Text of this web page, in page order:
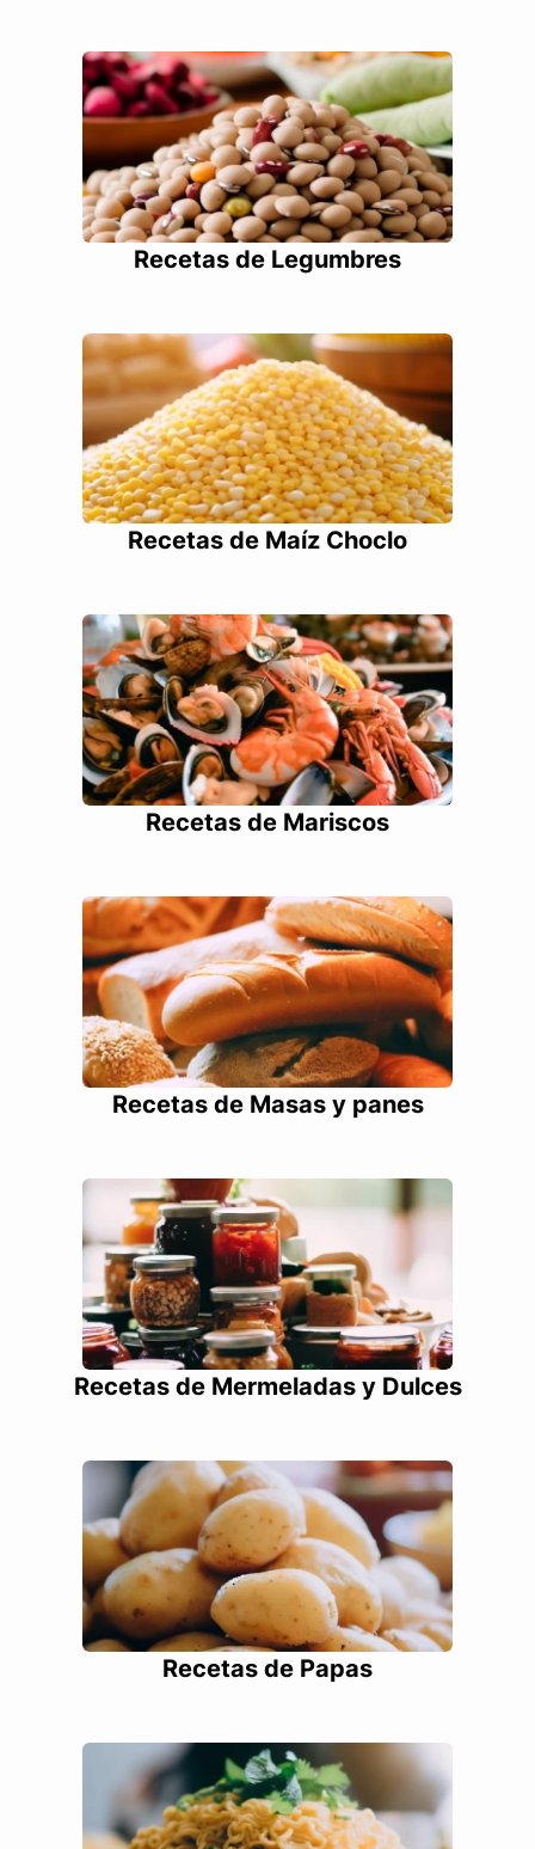
Recetas de Legumbres
Recetas de Maíz Choclo
Recetas de Mariscos
Recetas de Masas y panes
Recetas de Mermeladas y Dulces
Recetas de Papas